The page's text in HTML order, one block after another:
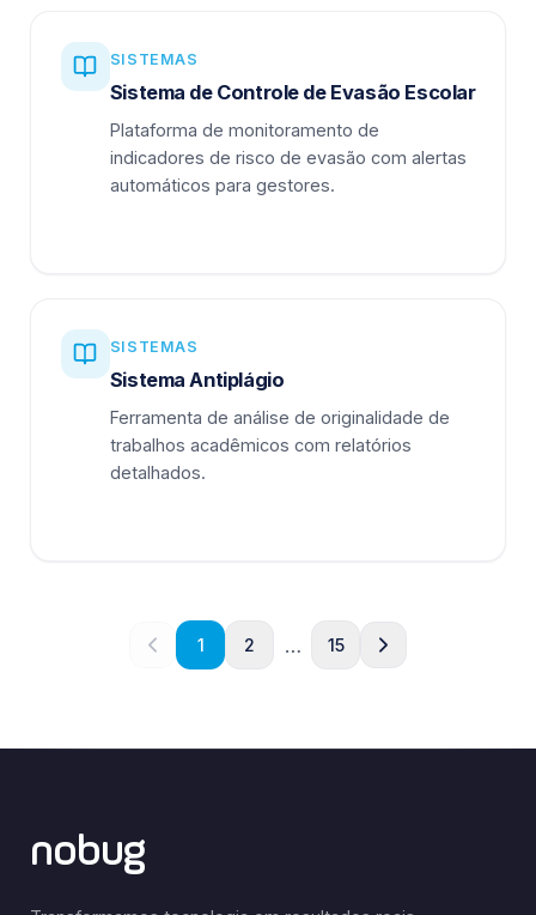
SISTEMAS
Sistema de Controle de Evasão Escolar
Plataforma de monitoramento de
indicadores de risco de evasão com alertas
automáticos para gestores.
SISTEMAS
Sistema Antiplágio
Ferramenta de análise de originalidade de
trabalhos acadêmicos com relatórios
detalhados.
1 2 … 15
nobug